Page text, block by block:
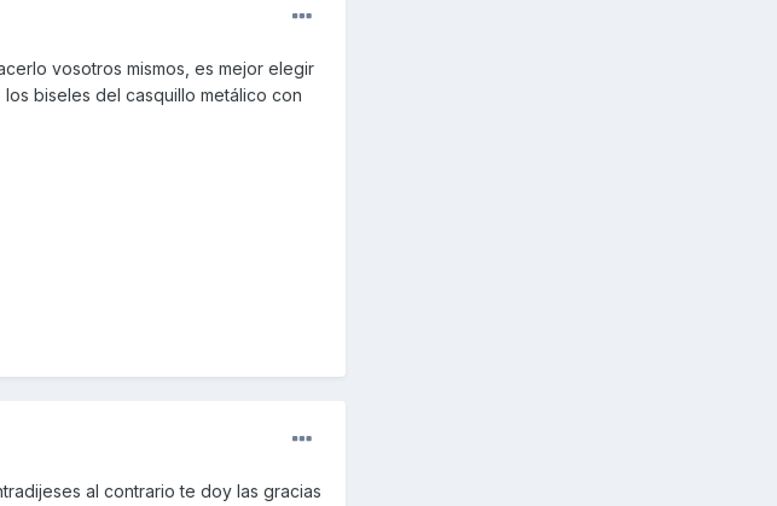
vosotros mismos, es mejor elegir
biseles del casquillo metálico con
al contrario te doy las gracias